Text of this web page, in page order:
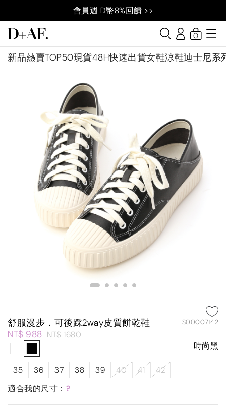
會員週 D幣8%回饋 >>
新品熱賣TOP50現貨48H快速出貨女鞋涼鞋迪士尼系
0
舒服漫步．可後踩2way皮質餅乾鞋 S00007142
NT$ 988 NT$ 1680
時尚黑
35 36 37 38 39 40 41
42
適合我的尺寸： ?